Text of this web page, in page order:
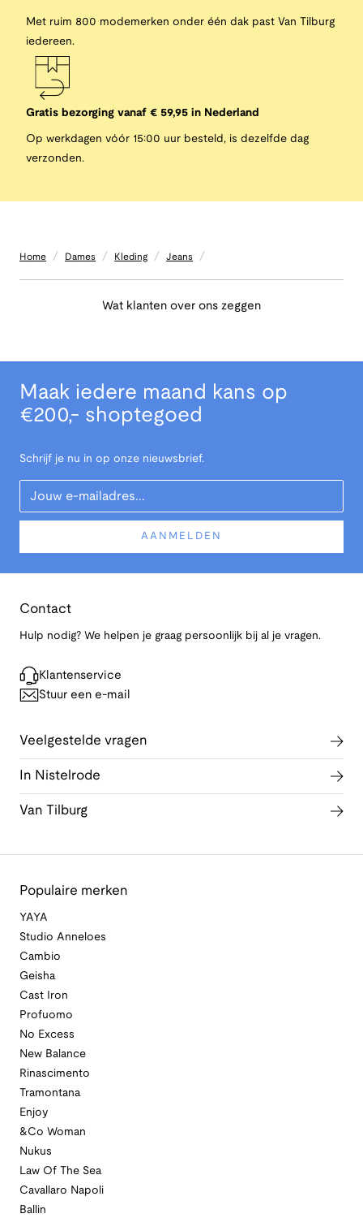
Met ruim 800 modemerken onder één dak past Van Tilburg
iedereen.
Gratis bezorging vanaf € 59,95 in Nederland
Op werkdagen vóór 15:00 uur besteld, is dezelfde dag
verzonden.
Home / Dames / Kleding / Jeans /
Wat klanten over ons zeggen
Maak iedere maand kans op
€200,- shoptegoed
Schrijf je nu in op onze nieuwsbrief.
Your Email
AANMELDEN
Contact
Hulp nodig? We helpen je graag persoonlijk bij al je vragen.
Klantenservice
Stuur een e-mail
Veelgestelde vragen
In Nistelrode
Van Tilburg
Populaire merken
YAYA
Studio Anneloes
Cambio
Geisha
Cast Iron
Profuomo
No Excess
New Balance
Rinascimento
Tramontana
Enjoy
&Co Woman
Nukus
Law Of The Sea
Cavallaro Napoli
Ballin